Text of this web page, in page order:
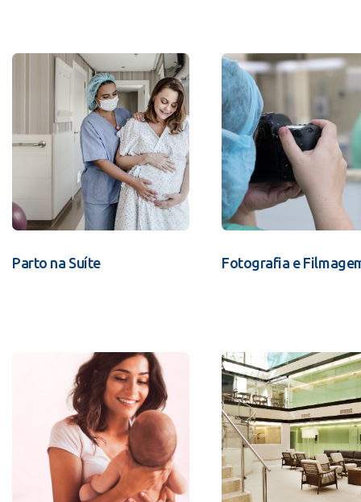
Parto na Suíte Fotografia e